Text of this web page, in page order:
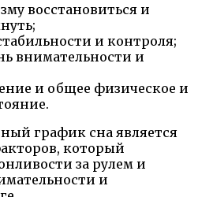
восстановиться и
и контроля;
внимательности и
и общее физическое и
график сна является
который
за рулем и
и